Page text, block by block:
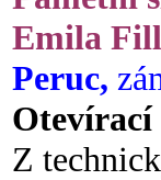
Emila
Peruc,
Otevírací
Z